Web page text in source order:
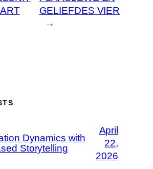
GELIEFDES VIER
→
Dynamics with
Storytelling
April
22,
2026